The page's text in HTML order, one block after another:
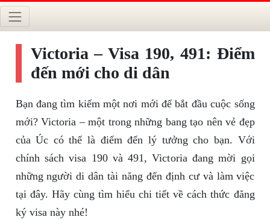
Victoria – Visa 190, 491: Điểm
đến mới cho di dân
Bạn đang tìm kiếm một nơi mới để bắt đầu cuộc sống
mới? Victoria – một trong những bang tạo nên vẻ đẹp
của Úc có thể là điểm đến lý tưởng cho bạn. Với
chính sách visa 190 và 491, Victoria đang mời gọi
những người di dân tài năng đến định cư và làm việc
tại đây. Hãy cùng tìm hiểu chi tiết về cách thức đăng
ký visa này nhé!